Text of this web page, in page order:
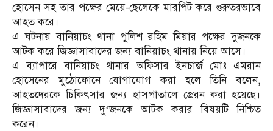
হোসেন সহ তার পক্ষের মেয়ে-ছেলেকে মারপিট করে গুরুতরভাবে
আহত করে।
এ ঘটনায় বানিয়াচং থানা পুলিশ রহিম মিয়ার পক্ষের দুজনকে
আটক করে জিজ্ঞাসাবাদের জন্য বানিয়াচং থানায় নিয়ে আসে।
এ ব্যাপারে বানিয়াচং থানার অফিসার ইনচার্জ মোঃ এমরান
হোসেনের মুঠোফোনে যোগাযোগ করা হলে তিনি বলেন,
আহতদেরকে চিকিৎসার জন্য হাসপাতালে প্রেরন করা হয়েছে।
জিজ্ঞাসাবাদের জন্য দু‘জনকে আটক করার বিষয়টি নিশ্চিত
করেন।